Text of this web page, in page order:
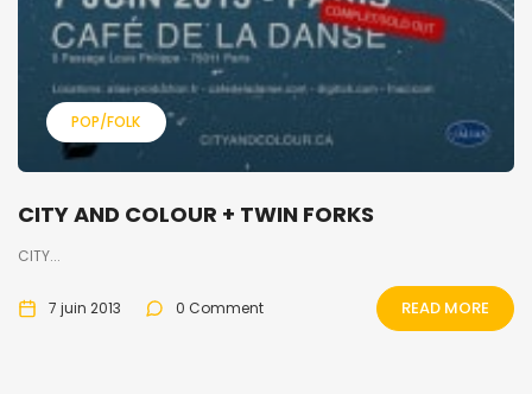
POP/FOLK
CITY AND COLOUR + TWIN FORKS
CITY...
7 juin 2013 0 Comment READ MORE